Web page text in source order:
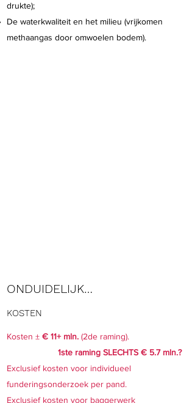
drukte);
De waterkwaliteit en het milieu (vrijkomen
methaangas door omwoelen bodem).
ONDUIDELIJK…
KOSTEN
Kosten ± € 11+ mln. (2de raming).
1ste raming SLECHTS € 5.7 mln.?
Exclusief kosten voor individueel
funderingsonderzoek per pand.
Exclusief kosten voor baggerwerk